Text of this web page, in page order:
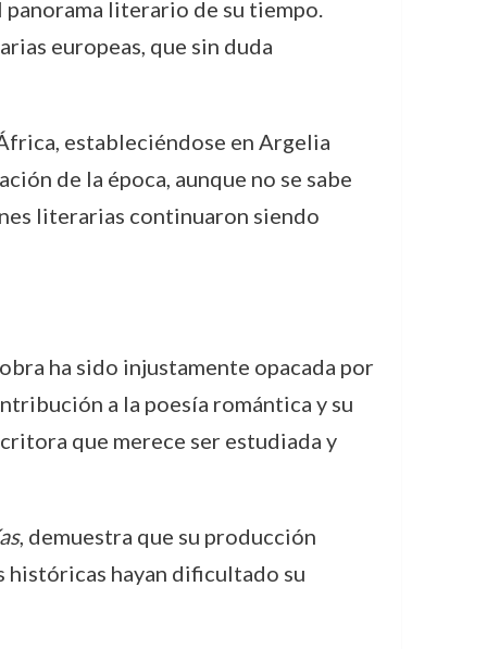
literario de su tiempo.
europeas, que sin duda
estableciéndose en Argelia
de la época, aunque no se sabe
literarias continuaron siendo
ha sido injustamente opacada por
a la poesía romántica y su
que merece ser estudiada y
, demuestra que su producción
históricas hayan dificultado su